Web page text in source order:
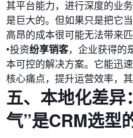
其平台能力，进行深度的业
是巨大的。但如果只是把它
高昂的成本很可能无法带来匹
•投资纷享销客，企业获得的
本可控的解决方案。它能迅
核心痛点，提升运营效率，
五、本地化差异
气”是CRM选型